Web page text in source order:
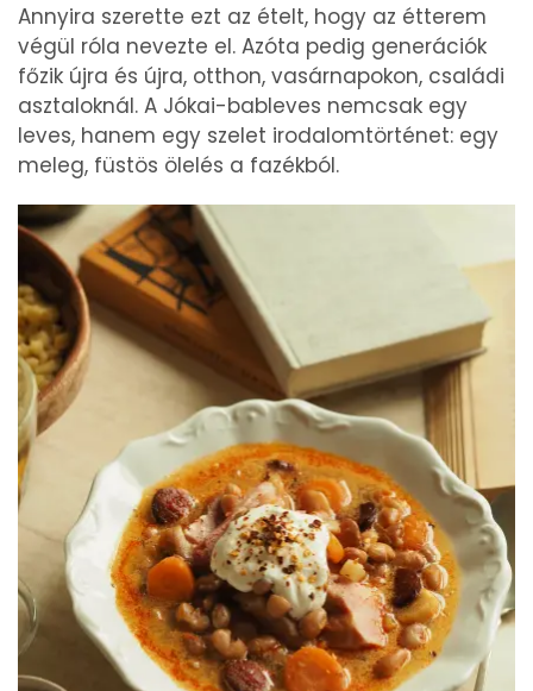
Annyira szerette ezt az ételt, hogy az étterem
végül róla nevezte el. Azóta pedig generációk
főzik újra és újra, otthon, vasárnapokon, családi
asztaloknál. A Jókai-bableves nemcsak egy
leves, hanem egy szelet irodalomtörténet: egy
meleg, füstös ölelés a fazékból.